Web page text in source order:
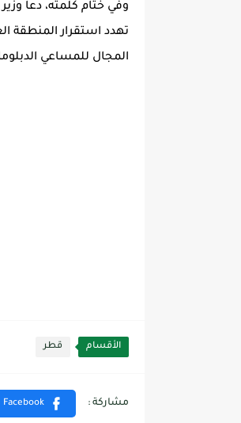
وفي ختام كلمته، دعا
تهدد استقرار المنطقة
المجال للمساعي
الأقسام قطر